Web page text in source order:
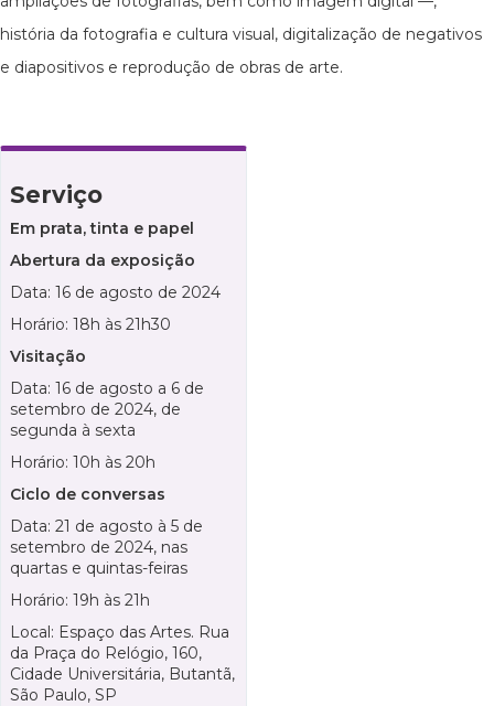
história da fotografia e cultura visual, digitalização de negativos
e diapositivos e reprodução de obras de arte.
Serviço
Em prata, tinta e papel
Abertura da exposição
Data: 16 de agosto de 2024
Horário: 18h às 21h30
Visitação
Data: 16 de agosto a 6 de
setembro de 2024, de
segunda à sexta
Horário: 10h às 20h
Ciclo de conversas
Data: 21 de agosto à 5 de
setembro de 2024, nas
quartas e quintas-feiras
Horário: 19h às 21h
Local: Espaço das Artes. Rua
da Praça do Relógio, 160,
Cidade Universitária, Butantã,
São Paulo, SP